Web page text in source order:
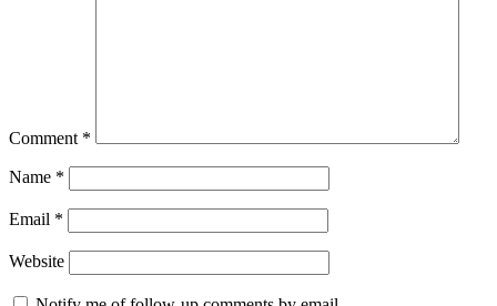
Comment *
Name *
Email *
Website